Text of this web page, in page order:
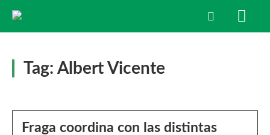
Tag: Albert Vicente
Fraga coordina con las distintas